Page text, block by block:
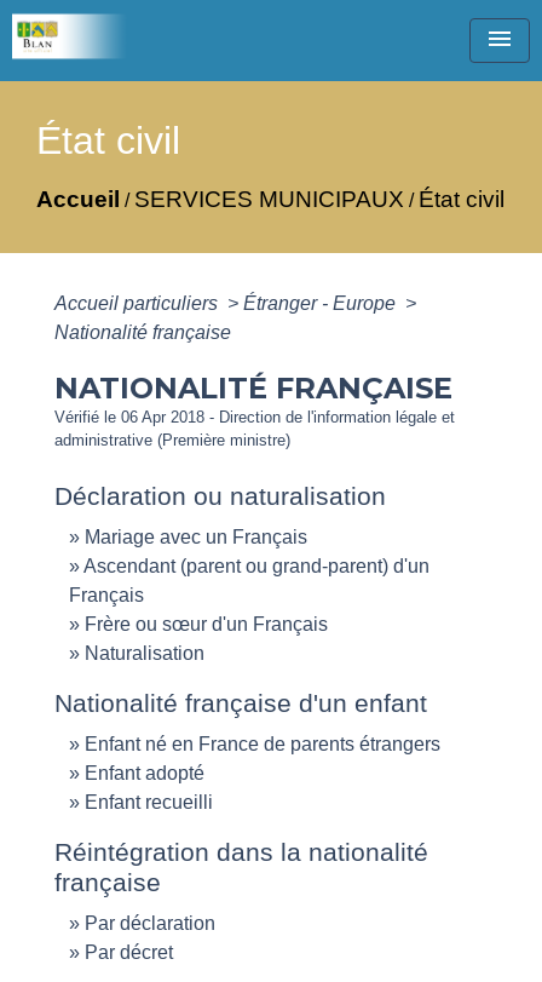
menu
État civil
Accueil / SERVICES MUNICIPAUX / État civil
Accueil particuliers > Étranger - Europe >
Nationalité française
NATIONALITÉ FRANÇAISE
Vérifié le 06 Apr 2018 - Direction de l'information légale et
administrative (Première ministre)
Déclaration ou naturalisation
Mariage avec un Français
Ascendant (parent ou grand-parent) d'un
Français
Frère ou sœur d'un Français
Naturalisation
Nationalité française d'un enfant
Enfant né en France de parents étrangers
Enfant adopté
Enfant recueilli
Réintégration dans la nationalité
française
Par déclaration
Par décret